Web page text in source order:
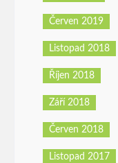
Červen 2019
Listopad 2018
Říjen 2018
Září 2018
Červen 2018
Listopad 2017